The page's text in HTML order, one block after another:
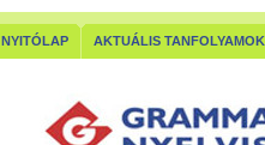
NYITÓLAP AKTUÁLIS TANFOLYAMOK